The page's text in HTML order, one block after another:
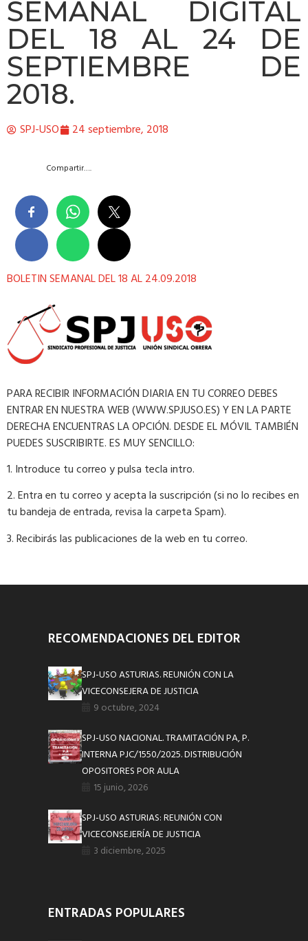
SEMANAL DIGITAL
DEL 18 AL 24 DE
SEPTIEMBRE DE
2018.
SPJ-USO 24 septiembre, 2018
Compartir….
BOLETIN SEMANAL DEL 18 AL 24.09.2018
PARA RECIBIR INFORMACIÓN DIARIA EN TU CORREO DEBES
ENTRAR EN NUESTRA WEB (WWW.SPJUSO.ES) Y EN LA PARTE
DERECHA ENCUENTRAS LA OPCIÓN. DESDE EL MÓVIL TAMBIÉN
PUEDES SUSCRIBIRTE. ES MUY SENCILLO:
1. Introduce tu correo y pulsa tecla intro.
2. Entra en tu correo y acepta la suscripción (si no lo recibes en
tu bandeja de entrada, revisa la carpeta Spam).
3. Recibirás las publicaciones de la web en tu correo.
RECOMENDACIONES DEL EDITOR
SPJ-USO ASTURIAS. REUNIÓN CON LA
VICECONSEJERA DE JUSTICIA
9 octubre, 2024
SPJ-USO NACIONAL. TRAMITACIÓN PA, P.
INTERNA PJC/1550/2025. DISTRIBUCIÓN
OPOSITORES POR AULA
15 junio, 2026
SPJ-USO ASTURIAS: REUNIÓN CON
VICECONSEJERÍA DE JUSTICIA
3 diciembre, 2025
ENTRADAS POPULARES